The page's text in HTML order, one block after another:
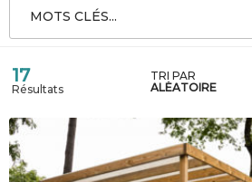
MOTS CLÉS...
17
Résultats
TRI PAR
ALÉATOIRE